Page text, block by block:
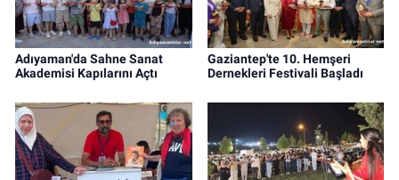
Adıyaman'da Sahne Sanat
Akademisi Kapılarını Açtı
Gaziantep'te 10. Hemşeri
Dernekleri Festivali Başladı